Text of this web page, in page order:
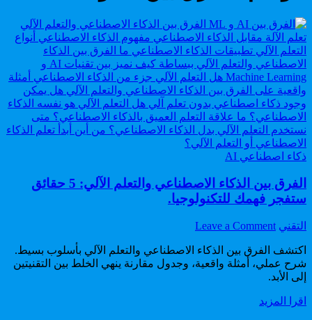
Posted
ذكاء اصطناعي AI
الفرق بين الذكاء الاصطناعي والتعلم الآلي: 5 حقائق
ستفجر فهمك للتكنولوجيا.
Author:
التقني Leave a Comment
on
بين
الذكاء
اكتشف الفرق بين الذكاء الاصطناعي والتعلم الآلي بأسلوب بسيط.
شرح عملي، أمثلة واقعية، وجدول مقارنة ينهي الخلط بين التقنيتين
إلى الأبد.
اقرا المزيد